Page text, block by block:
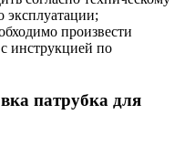
произвести
инструкцией по
патрубка для